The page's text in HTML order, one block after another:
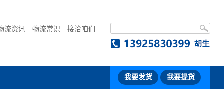
流资讯 物流常识 接洽咱们
我要发货 我要提货